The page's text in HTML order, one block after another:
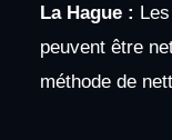
La Hague :
peuvent être
méthode de